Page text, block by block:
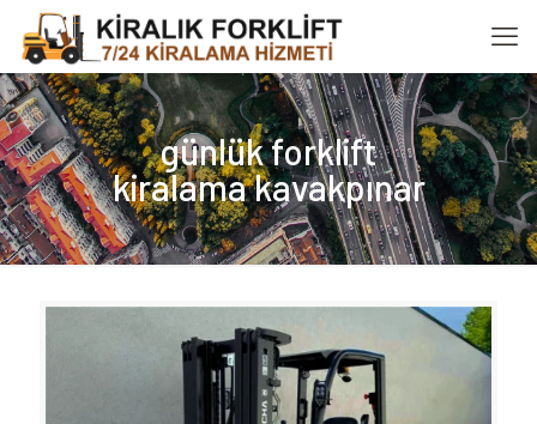
günlük forklift
kiralama kavakpınar